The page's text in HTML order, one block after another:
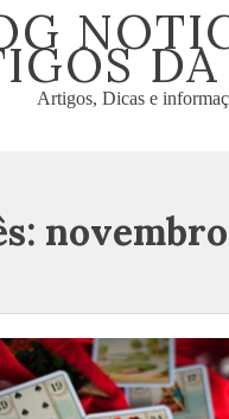
Artigos, Dicas e